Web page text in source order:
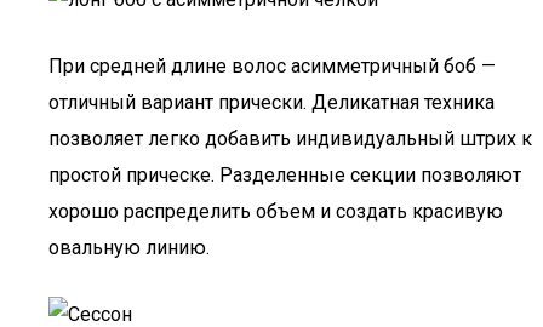
При средней длине волос асимметричный боб —
отличный вариант прически. Деликатная техника
позволяет легко добавить индивидуальный штрих к
простой прическе. Разделенные секции позволяют
хорошо распределить объем и создать красивую
овальную линию.